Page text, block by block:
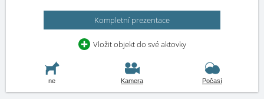
Kompletní prezentace
Vložit objekt do své aktovky
ne Kamera Počasí